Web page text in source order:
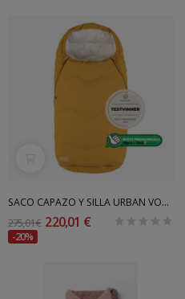
SACO CAPAZO Y SILLA URBAN VOKSI
275,01 € 220,01 €
-20%